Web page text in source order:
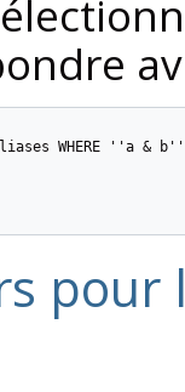
WHERE ''a &
pour